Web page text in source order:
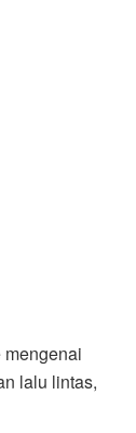
lalu lintas,